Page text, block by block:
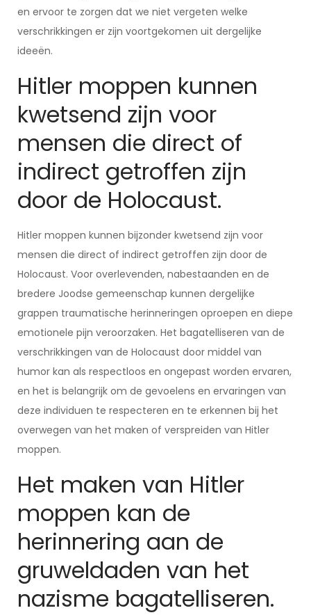
en ervoor te zorgen dat we niet vergeten welke
verschrikkingen er zijn voortgekomen uit dergelijke
ideeën.
Hitler moppen kunnen
kwetsend zijn voor
mensen die direct of
indirect getroffen zijn
door de Holocaust.
Hitler moppen kunnen bijzonder kwetsend zijn voor
mensen die direct of indirect getroffen zijn door de
Holocaust. Voor overlevenden, nabestaanden en de
bredere Joodse gemeenschap kunnen dergelijke
grappen traumatische herinneringen oproepen en diepe
emotionele pijn veroorzaken. Het bagatelliseren van de
verschrikkingen van de Holocaust door middel van
humor kan als respectloos en ongepast worden ervaren,
en het is belangrijk om de gevoelens en ervaringen van
deze individuen te respecteren en te erkennen bij het
overwegen van het maken of verspreiden van Hitler
moppen.
Het maken van Hitler
moppen kan de
herinnering aan de
gruweldaden van het
nazisme bagatelliseren.